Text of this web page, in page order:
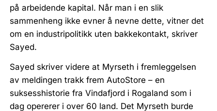
på arbeidende kapital. Når man i en slik
sammenheng ikke evner å nevne dette, vitner det
om en industripolitikk uten bakkekontakt, skriver
Sayed.
Sayed skriver videre at Myrseth i fremleggelsen
av meldingen trakk frem AutoStore – en
suksesshistorie fra Vindafjord i Rogaland som i
dag opererer i over 60 land. Det Myrseth burde